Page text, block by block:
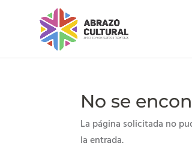
No se
La página solicitada no
la entrada.